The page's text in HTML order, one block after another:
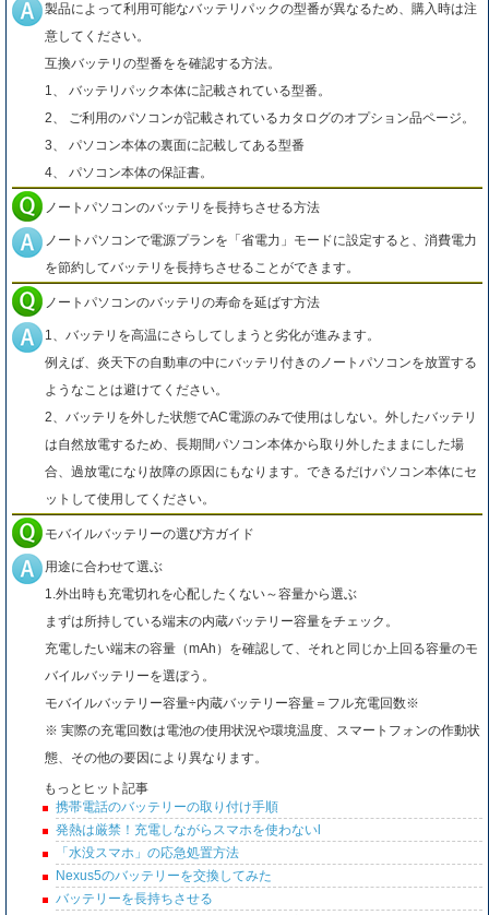
製品によって利用可能なバッテリパックの型番が異なるため、購入時は注
意してください。
互換バッテリの型番をを確認する方法。
1、 バッテリパック本体に記載されている型番。
2、 ご利用のパソコンが記載されているカタログのオプション品ページ。
3、 パソコン本体の裏面に記載してある型番
4、 パソコン本体の保証書。
ノートパソコンのバッテリを長持ちさせる方法
ノートパソコンで電源プランを「省電力」モードに設定すると、消費電力
を節約してバッテリを長持ちさせることができます。
ノートパソコンのバッテリの寿命を延ばす方法
1、バッテリを高温にさらしてしまうと劣化が進みます。
例えば、炎天下の自動車の中にバッテリ付きのノートパソコンを放置する
ようなことは避けてください。
2、バッテリを外した状態でAC電源のみで使用はしない。外したバッテリ
は自然放電するため、長期間パソコン本体から取り外したままにした場
合、過放電になり故障の原因にもなります。できるだけパソコン本体にセ
ットして使用してください。
モバイルバッテリーの選び方ガイド
用途に合わせて選ぶ
1.外出時も充電切れを心配したくない～容量から選ぶ
まずは所持している端末の内蔵バッテリー容量をチェック。
充電したい端末の容量（mAh）を確認して、それと同じか上回る容量のモ
バイルバッテリーを選ぼう。
モバイルバッテリー容量÷内蔵バッテリー容量＝フル充電回数※
※ 実際の充電回数は電池の使用状況や環境温度、スマートフォンの作動状
態、その他の要因により異なります。
もっとヒット記事
携帯電話のバッテリーの取り付け手順
発熱は厳禁！充電しながらスマホを使わないl
「水没スマホ」の応急処置方法
Nexus5のバッテリーを交換してみた
バッテリーを長持ちさせる